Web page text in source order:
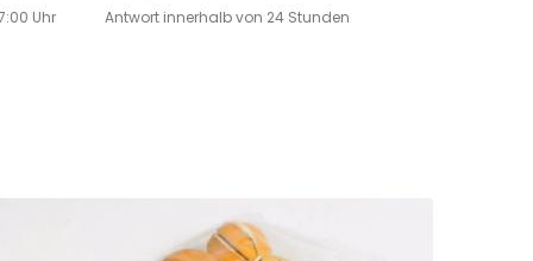
Uhr Antwort innerhalb von 24 Stunden